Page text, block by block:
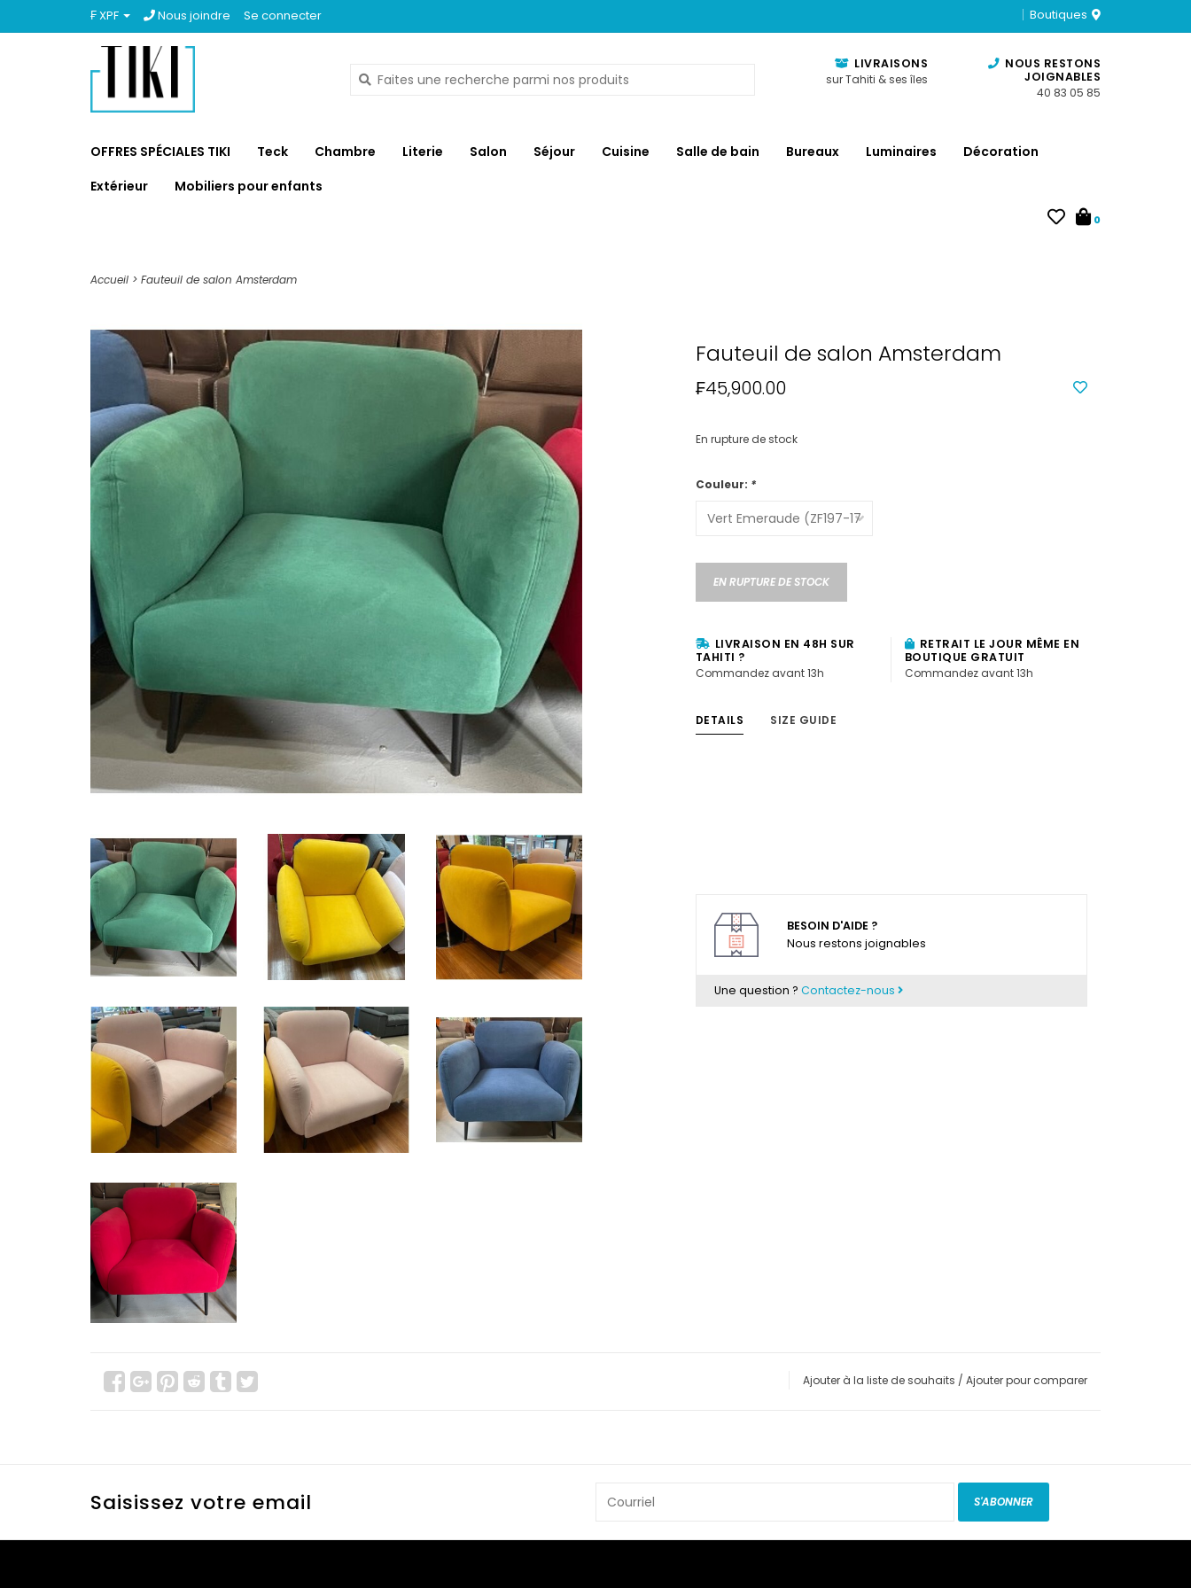
₣ XPF Nous joindre Se connecter Boutiques
LIVRAISONS
sur Tahiti & ses îles
NOUS RESTONS
JOIGNABLES
40 83 05 85
OFFRES SPÉCIALES TIKI Teck Chambre Literie Salon Séjour Cuisine Salle de bain Bureaux Luminaires
Décoration
Extérieur
Mobiliers pour enfants
0
Accueil > Fauteuil de salon Amsterdam
Fauteuil de salon Amsterdam
₣45,900.00
En rupture de stock
Couleur: *
EN RUPTURE DE STOCK
LIVRAISON EN 48H SUR
TAHITI ?
Commandez avant 13h
RETRAIT LE JOUR MÊME EN
BOUTIQUE GRATUIT
Commandez avant 13h
DETAILS SIZE GUIDE
BESOIN D'AIDE ?
Nous restons joignables
Une question ? Contactez-nous
Ajouter à la liste de souhaits / Ajouter pour comparer
Saisissez votre email S'ABONNER